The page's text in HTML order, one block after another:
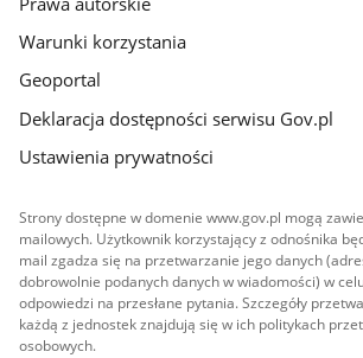
Warunki korzystania
Geoportal
Deklaracja dostępności serwisu Gov.pl
Ustawienia prywatności
Strony dostępne w domenie www.gov.pl mogą
mailowych. Użytkownik korzystający z odnośnika
mail zgadza się na przetwarzanie jego danych
dobrowolnie podanych danych w wiadomości) w
odpowiedzi na przesłane pytania. Szczegóły
każdą z jednostek znajdują się w ich politykach
osobowych.